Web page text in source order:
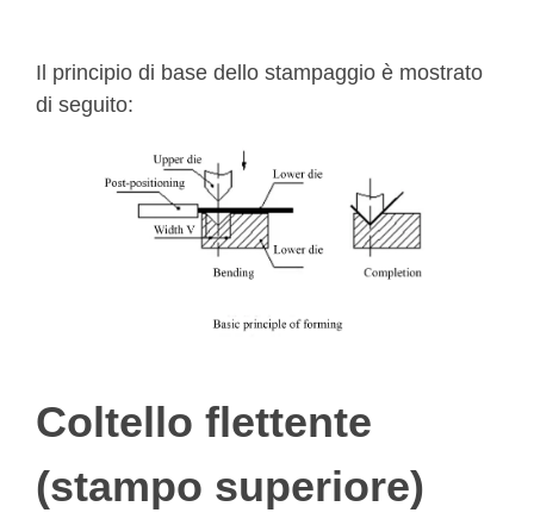
Il principio di base dello stampaggio è mostrato
di seguito:
Coltello flettente
(stampo superiore)